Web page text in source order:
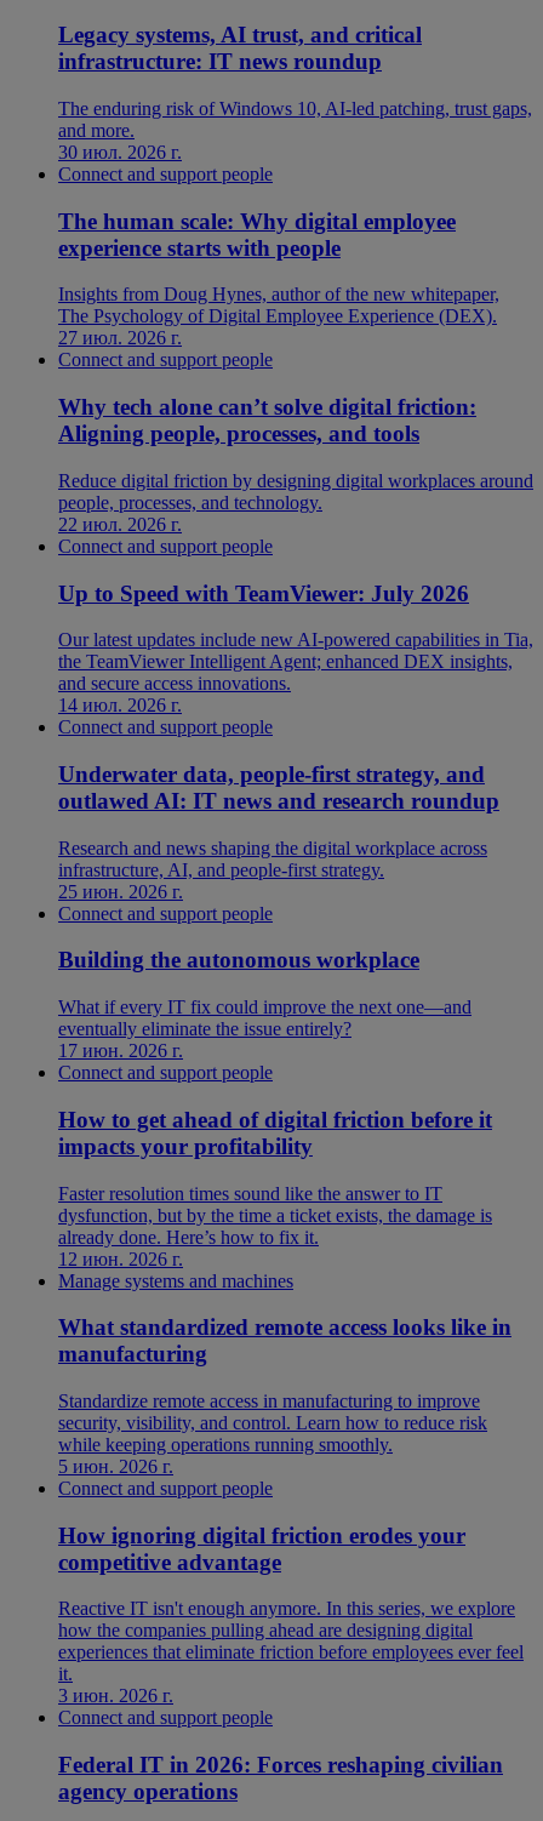
Legacy systems, AI trust, and critical
infrastructure: IT news roundup
The enduring risk of Windows 10, AI-led patching, trust gaps,
and more.
30 июл. 2026 г.
Connect and support people
The human scale: Why digital employee
experience starts with people
Insights from Doug Hynes, author of the new whitepaper,
The Psychology of Digital Employee Experience (DEX).
27 июл. 2026 г.
Connect and support people
Why tech alone can’t solve digital friction:
Aligning people, processes, and tools
Reduce digital friction by designing digital workplaces around
people, processes, and technology.
22 июл. 2026 г.
Connect and support people
Up to Speed with TeamViewer: July 2026
Our latest updates include new AI-powered capabilities in Tia,
the TeamViewer Intelligent Agent; enhanced DEX insights,
and secure access innovations.
14 июл. 2026 г.
Connect and support people
Underwater data, people-first strategy, and
outlawed AI: IT news and research roundup
Research and news shaping the digital workplace across
infrastructure, AI, and people-first strategy.
25 июн. 2026 г.
Connect and support people
Building the autonomous workplace
What if every IT fix could improve the next one—and
eventually eliminate the issue entirely?
17 июн. 2026 г.
Connect and support people
How to get ahead of digital friction before it
impacts your profitability
Faster resolution times sound like the answer to IT
dysfunction, but by the time a ticket exists, the damage is
already done. Here’s how to fix it.
12 июн. 2026 г.
Manage systems and machines
What standardized remote access looks like in
manufacturing
Standardize remote access in manufacturing to improve
security, visibility, and control. Learn how to reduce risk
while keeping operations running smoothly.
5 июн. 2026 г.
Connect and support people
How ignoring digital friction erodes your
competitive advantage
Reactive IT isn't enough anymore. In this series, we explore
how the companies pulling ahead are designing digital
experiences that eliminate friction before employees ever feel
it.
3 июн. 2026 г.
Connect and support people
Federal IT in 2026: Forces reshaping civilian
agency operations